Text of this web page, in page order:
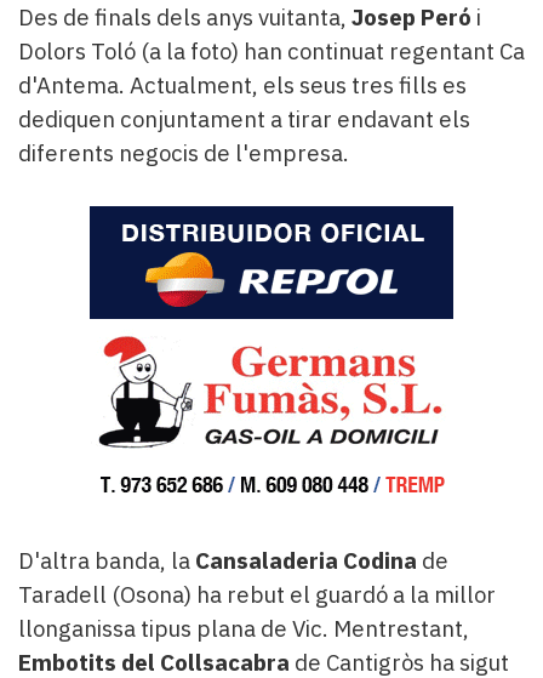
Des de finals dels anys vuitanta, Josep Peró i
Dolors Toló (a la foto) han continuat regentant Ca
d'Antema. Actualment, els seus tres fills es
dediquen conjuntament a tirar endavant els
diferents negocis de l'empresa.
D'altra banda, la Cansaladeria Codina de
Taradell (Osona) ha rebut el guardó a la millor
llonganissa tipus plana de Vic. Mentrestant,
Embotits del Collsacabra de Cantigròs ha sigut